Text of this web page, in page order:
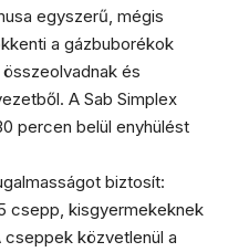
egyszerű, mégis
a gázbuborékok
és
A Sab Simplex
percen belül enyhülést
biztosít:
csepp, kisgyermekeknek
közvetlenül a